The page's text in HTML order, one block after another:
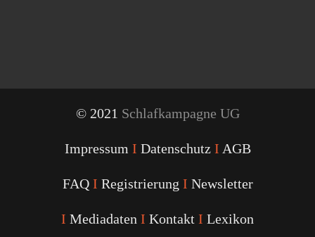
© 2021 Schlafkampagne UG
Impressum I Datenschutz I AGB
FAQ I Registrierung I Newsletter
I Mediadaten I Kontakt I Lexikon